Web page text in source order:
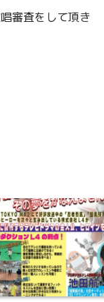
審査をして頂き